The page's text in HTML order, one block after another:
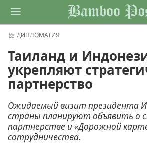
Bamboo
ДИПЛОМАТИЯ
Таиланд и
укрепляют
партнерство
Ожидаемый визит президента
страны планируют объявить о
партнерстве и «Дорожной
сотрудничества.